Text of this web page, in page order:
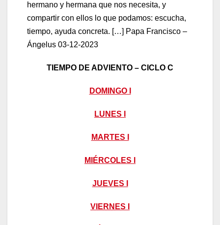
hermano y hermana que nos necesita, y
compartir con ellos lo que podamos: escucha,
tiempo, ayuda concreta. […] Papa Francisco –
Ángelus 03-12-2023
TIEMPO DE ADVIENTO – CICLO C
DOMINGO I
LUNES I
MARTES I
MIÉRCOLES I
JUEVES I
VIERNES I